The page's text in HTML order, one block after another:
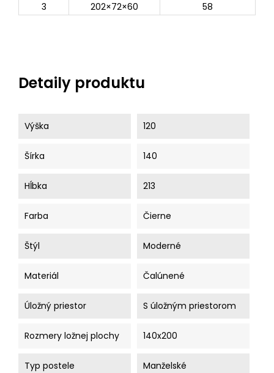
3
202×72×60 58
Detaily produktu
Výška 120
Šírka 140
Hĺbka 213
Farba Čierne
Štýl Moderné
Materiál Čalúnené
Úložný priestor S úložným priestorom
Rozmery ložnej plochy 140x200
Typ postele Manželské